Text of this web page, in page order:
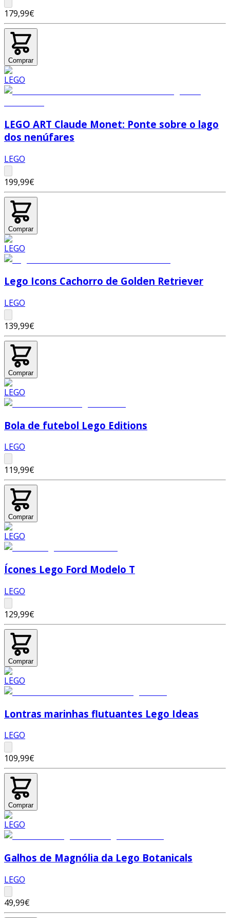
179,99€
Comprar
LEGO ART Claude Monet: Ponte sobre o lago
dos nenúfares
LEGO
199,99€
Comprar
Lego Icons Cachorro de Golden Retriever
LEGO
139,99€
Comprar
Bola de futebol Lego Editions
LEGO
119,99€
Comprar
Ícones Lego Ford Modelo T
LEGO
129,99€
Comprar
Lontras marinhas flutuantes Lego Ideas
LEGO
109,99€
Comprar
Galhos de Magnólia da Lego Botanicals
LEGO
49,99€